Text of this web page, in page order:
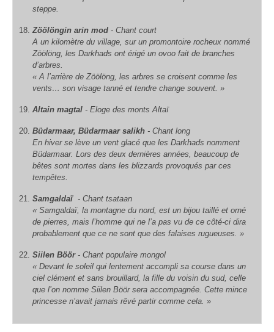
steppe.
Zöölöngin arin mod - Chant court
A un kilomètre du village, sur un promontoire rocheux nommé
Zöölöng, les Darkhads ont érigé un ovoo fait de branches
d’arbres.
« A l’arrière de Zöölöng, les arbres se croisent comme les
vents… son visage tanné et tendre change souvent. »
Altain magtal - Eloge des monts Altaï
Büdarmaar, Büdarmaar salikh - Chant long
En hiver se lève un vent glacé que les Darkhads nomment
Büdarmaar. Lors des deux dernières années, beaucoup de
bêtes sont mortes dans les blizzards provoqués par ces
tempêtes.
Samgaldaï- Chant tsataan
« Samgaldaï, la montagne du nord, est un bijou taillé et orné
de pierres, mais l’homme qui ne l’a pas vu de ce côté-ci dira
probablement que ce ne sont que des falaises rugueuses. »
Siilen Böör- Chant populaire mongol
« Devant le soleil qui lentement accompli sa course dans un
ciel clément et sans brouillard, la fille du voisin du sud, celle
que l’on nomme Siilen Böör sera accompagnée. Cette mince
princesse n’avait jamais rêvé partir comme cela. »